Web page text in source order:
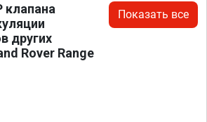
клапана
других
Rover Range
Показать все